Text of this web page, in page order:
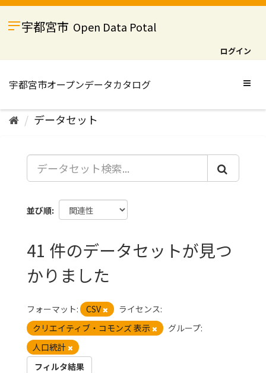
ス
宇都宮市 Open Data Potal
ログイン
データセット
並び順
41 件のデータセットが見つ
かりました
フォーマット: CSV
ライセンス:
クリエイティブ・コモンズ 表示
グループ:
人口統計
フィルタ結果